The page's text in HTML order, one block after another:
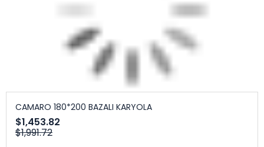
CAMARO 180*200 BAZALI KARYOLA
$1,453.82
$1,991.72